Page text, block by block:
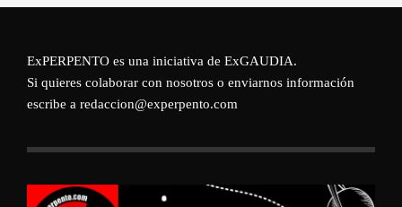
ExPERPENTO es una iniciativa de ExGAUDIA.
Si quieres colaborar con nosotros o enviarnos información
escribe a redaccion@experpento.com